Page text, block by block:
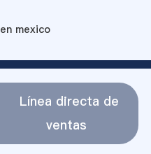
mexico
Línea directa de
ventas